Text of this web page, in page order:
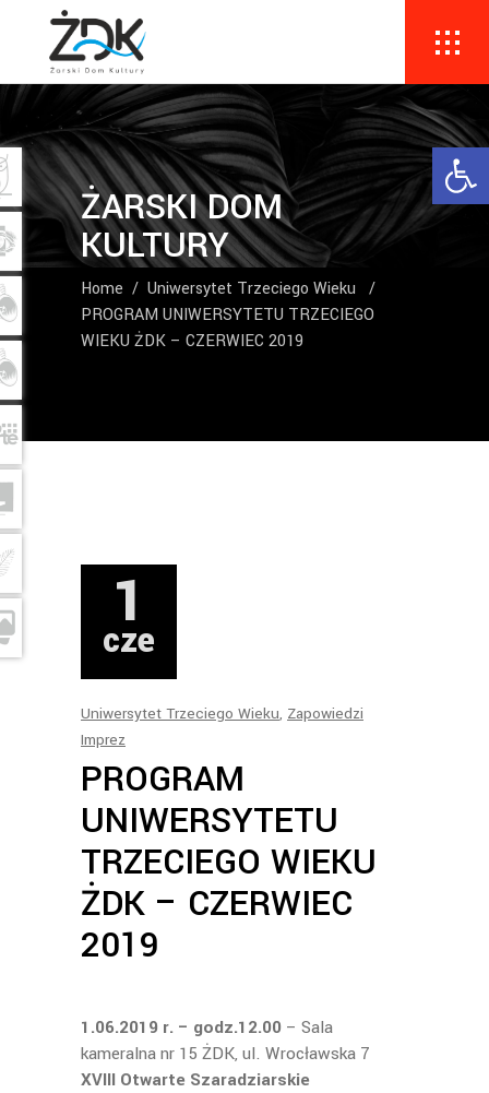
ŻARSKI DOM
KULTURY
Home / Uniwersytet Trzeciego Wieku
/
PROGRAM UNIWERSYTETU TRZECIEGO
WIEKU ŻDK – CZERWIEC 2019
1
cze
Uniwersytet Trzeciego Wieku, Zapowiedzi
Imprez
PROGRAM
UNIWERSYTETU
TRZECIEGO WIEKU
ŻDK – CZERWIEC
2019
1.06.2019 r. – godz.12.00 – Sala
kameralna nr 15 ŻDK, ul. Wrocławska 7
XVIII Otwarte Szaradziarskie